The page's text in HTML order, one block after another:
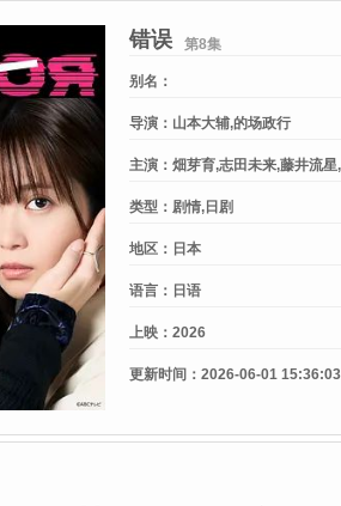
错误 第8集
别名：
导演： 山本大辅,的场政行
主演： 畑芽育,志田未来,藤井流
类型： 剧情,日剧
地区： 日本
语言： 日语
上映： 2026
更新时间： 2026-06-01 15:36:03